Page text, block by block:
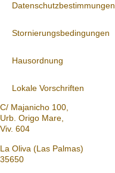
Datenschutzbestimmungen
Stornierungsbedingungen
Hausordnung
Lokale Vorschriften
C/ Majanicho 100,
Urb. Origo Mare,
Viv. 604
La Oliva (Las Palmas)
35650